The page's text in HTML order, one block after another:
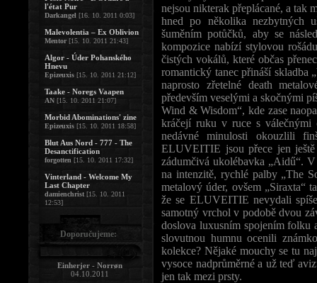
nejsou nikterak přeplácané, a tak
hned po několika nezbytných
šuměním potůčků, aby se
kompozice nabízí stylovou
čistých vokálů, které občas
romantický tanec přináší skladba
naprosto zřetelné death
především veselými a skočnými
Wind & Wisdom“, kde zase
kráčejí ruku v ruce s válečnými
nedávné minulosti okouzlili
ELUVEITIE jsou přece jen
zádumčivá ukolébavka „Aidű“.
na intenzitě, rychlé palby „The
metalový úder, ovšem „Siraxta“
že se ELUVEITIE nevydali
samotný vrchol v podobě dvou
doslova luxusním spojením
slovutnou humnu ocenili
kolekce? Nějaké mouchy se tu
vysoce nadprůměrné a už teď
jen tak mezi prsty.
l'état Pur
Darkangel [16. 10. 2011 0:03]
Malevolentia – Ex Oblivion
Mentor[15. 10. 2011 21:43]
Algor - Úder Pohanského
Hnevu
Epizeuxis [15. 10. 2011 21:12]
Taake - Noregs Vaapen
AN [15. 10. 2011 21:07]
Morbid Abominations' zine
Epizeuxis [15. 10. 2011 18:58]
Blut Aus Nord - 777 - The
Desanctification
forgotten [15. 10. 2011 17:32]
Vinterland - Welcome My
Last Chapter
damienchrist [15. 10. 2011
12:53]
Doporučujeme:
Einherjer - Norrøn
04.10.2011